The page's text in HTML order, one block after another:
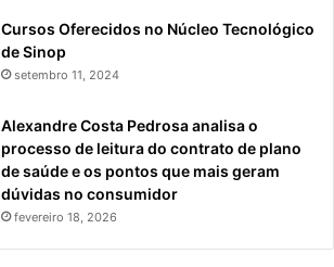
Cursos Oferecidos no Núcleo Tecnológico
de Sinop
setembro 11, 2024
Alexandre Costa Pedrosa analisa o
processo de leitura do contrato de plano
de saúde e os pontos que mais geram
dúvidas no consumidor
fevereiro 18, 2026